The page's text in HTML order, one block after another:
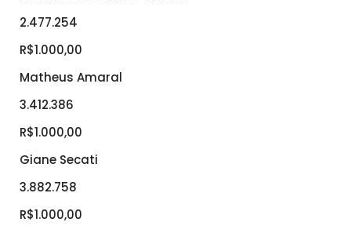
2.477.254
R$1.000,00
Matheus Amaral
3.412.386
R$1.000,00
Giane Secati
3.882.758
R$1.000,00